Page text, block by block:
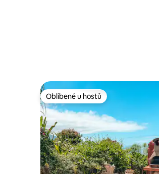
Oblíbené u hostů
Oblíbené u hostů